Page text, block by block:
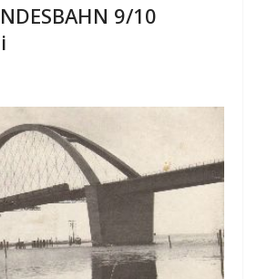
9/10